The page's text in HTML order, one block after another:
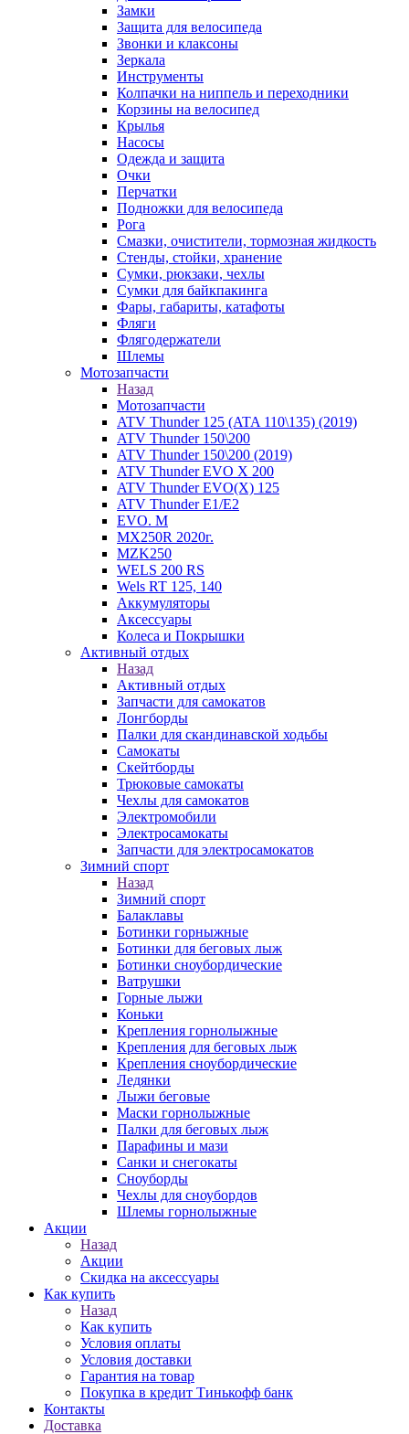
Замки
Защита для велосипеда
Звонки и клаксоны
Зеркала
Инструменты
Колпачки на ниппель и переходники
Корзины на велосипед
Крылья
Насосы
Одежда и защита
Очки
Перчатки
Подножки для велосипеда
Рога
Смазки, очистители, тормозная жидкость
Стенды, стойки, хранение
Сумки, рюкзаки, чехлы
Сумки для байкпакинга
Фары, габариты, катафоты
Фляги
Флягодержатели
Шлемы
Мотозапчасти
Назад
Мотозапчасти
ATV Thunder 125 (ATA 110\135) (2019)
ATV Thunder 150\200
ATV Thunder 150\200 (2019)
ATV Thunder EVO X 200
ATV Thunder EVO(X) 125
ATV Thunder Е1/Е2
EVO. M
MX250R 2020г.
MZK250
WELS 200 RS
Wels RT 125, 140
Аккумуляторы
Аксессуары
Колеса и Покрышки
Активный отдых
Назад
Активный отдых
Запчасти для самокатов
Лонгборды
Палки для скандинавской ходьбы
Самокаты
Скейтборды
Трюковые самокаты
Чехлы для самокатов
Электромобили
Электросамокаты
Запчасти для электросамокатов
Зимний спорт
Назад
Зимний спорт
Балаклавы
Ботинки горныжные
Ботинки для беговых лыж
Ботинки сноубордические
Ватрушки
Горные лыжи
Коньки
Крепления горнолыжные
Крепления для беговых лыж
Крепления сноубордические
Ледянки
Лыжи беговые
Маски горнолыжные
Палки для беговых лыж
Парафины и мази
Санки и снегокаты
Сноуборды
Чехлы для сноубордов
Шлемы горнолыжные
Акции
Назад
Акции
Скидка на аксессуары
Как купить
Назад
Как купить
Условия оплаты
Условия доставки
Гарантия на товар
Покупка в кредит Тинькофф банк
Контакты
Доставка